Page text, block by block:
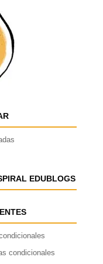
EDUBLOGS
condicionales